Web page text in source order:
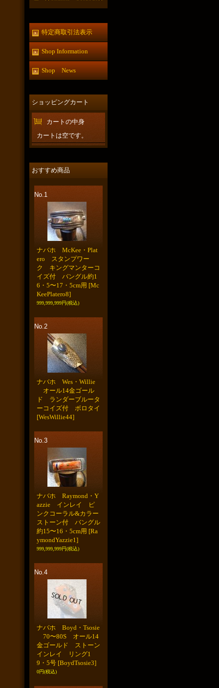
特定商取引法表示
Shop Information
Shop News
ショッピングカート
カートの中身
カートは空です。
おすすめ商品
No.1
ナバホ McKee・Plat
ero スタンプワー
ク キングマンターコ
イズ付 バングル約1
6・5〜17・5cm用 [Mc
KeePlatero8]
999,999,999円(税込)
No.2
ナバホ Wes・Willie
オール14金ゴール
ド ランダーブルータ
ーコイズ付 ボロタイ
[WesWillie44]
No.3
ナバホ Raymond・Y
azzie インレイ ピ
ンクコーラル&カラー
ストーン付 バングル
約15〜16・5cm用 [Ra
ymondYazzie1]
999,999,999円(税込)
No.4
ナバホ Boyd・Tsosie
70〜80S オール14
金ゴールド ストーン
インレイ リング1
9・5号 [BoydTsosie3]
0円(税込)